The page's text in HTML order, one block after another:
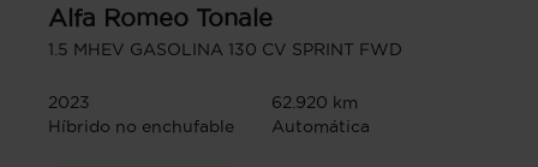
Alfa Romeo Tonale
1.5 MHEV GASOLINA 130 CV SPRINT FWD
2023
62.920 km
Híbrido no enchufable
Automática